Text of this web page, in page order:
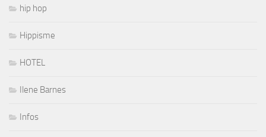
hip hop
Hippisme
HOTEL
Ilene Barnes
Infos